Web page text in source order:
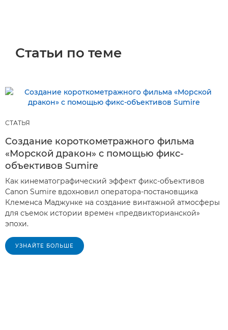
Статьи по теме
СТАТЬЯ
Создание короткометражного фильма
«Морской дракон» с помощью фикс-
объективов Sumire
Как кинематографический эффект фикс-объективов
Canon Sumire вдохновил оператора-постановщика
Клеменса Маджунке на создание винтажной атмосферы
для съемок истории времен «предвикторианской»
эпохи.
УЗНАЙТЕ БОЛЬШЕ